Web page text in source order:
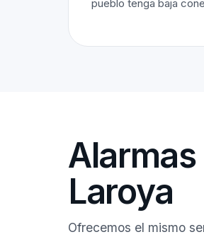
pueblo tenga baja
Laroya
Ofrecemos el mismo